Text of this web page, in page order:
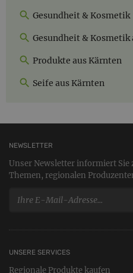
Gesundheit & Kosmetik
Gesundheit & Kosmetik
Produkte aus Kärnten
Seife aus Kärnten
NEWSLETTER
Unser Newsletter informiert
Themen, regionalen
UNSERE SERVICES
Regionale Produkte kaufen